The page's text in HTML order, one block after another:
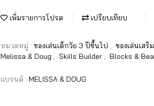
เพิ่มรายการโปรด เปรียบเทียบ
หมวดหมู่ : ของเล่นเด็กวัย 3 ปีขึ้นไป
ของเล่นเส
Melissa & Doug
Skills Builder Blocks &
แบรนด์ : MELISSA & DOUG